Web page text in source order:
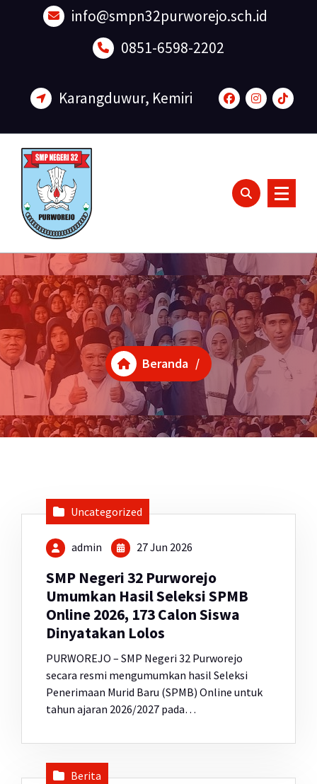
info@smpn32purworejo.sch.id
0851-6598-2202
Karangduwur, Kemiri
Beranda /
Uncategorized
admin 27 Jun 2026
SMP Negeri 32 Purworejo
Umumkan Hasil Seleksi SPMB
Online 2026, 173 Calon Siswa
Dinyatakan Lolos
PURWOREJO – SMP Negeri 32 Purworejo
secara resmi mengumumkan hasil Seleksi
Penerimaan Murid Baru (SPMB) Online untuk
tahun ajaran 2026/2027 pada…
Berita